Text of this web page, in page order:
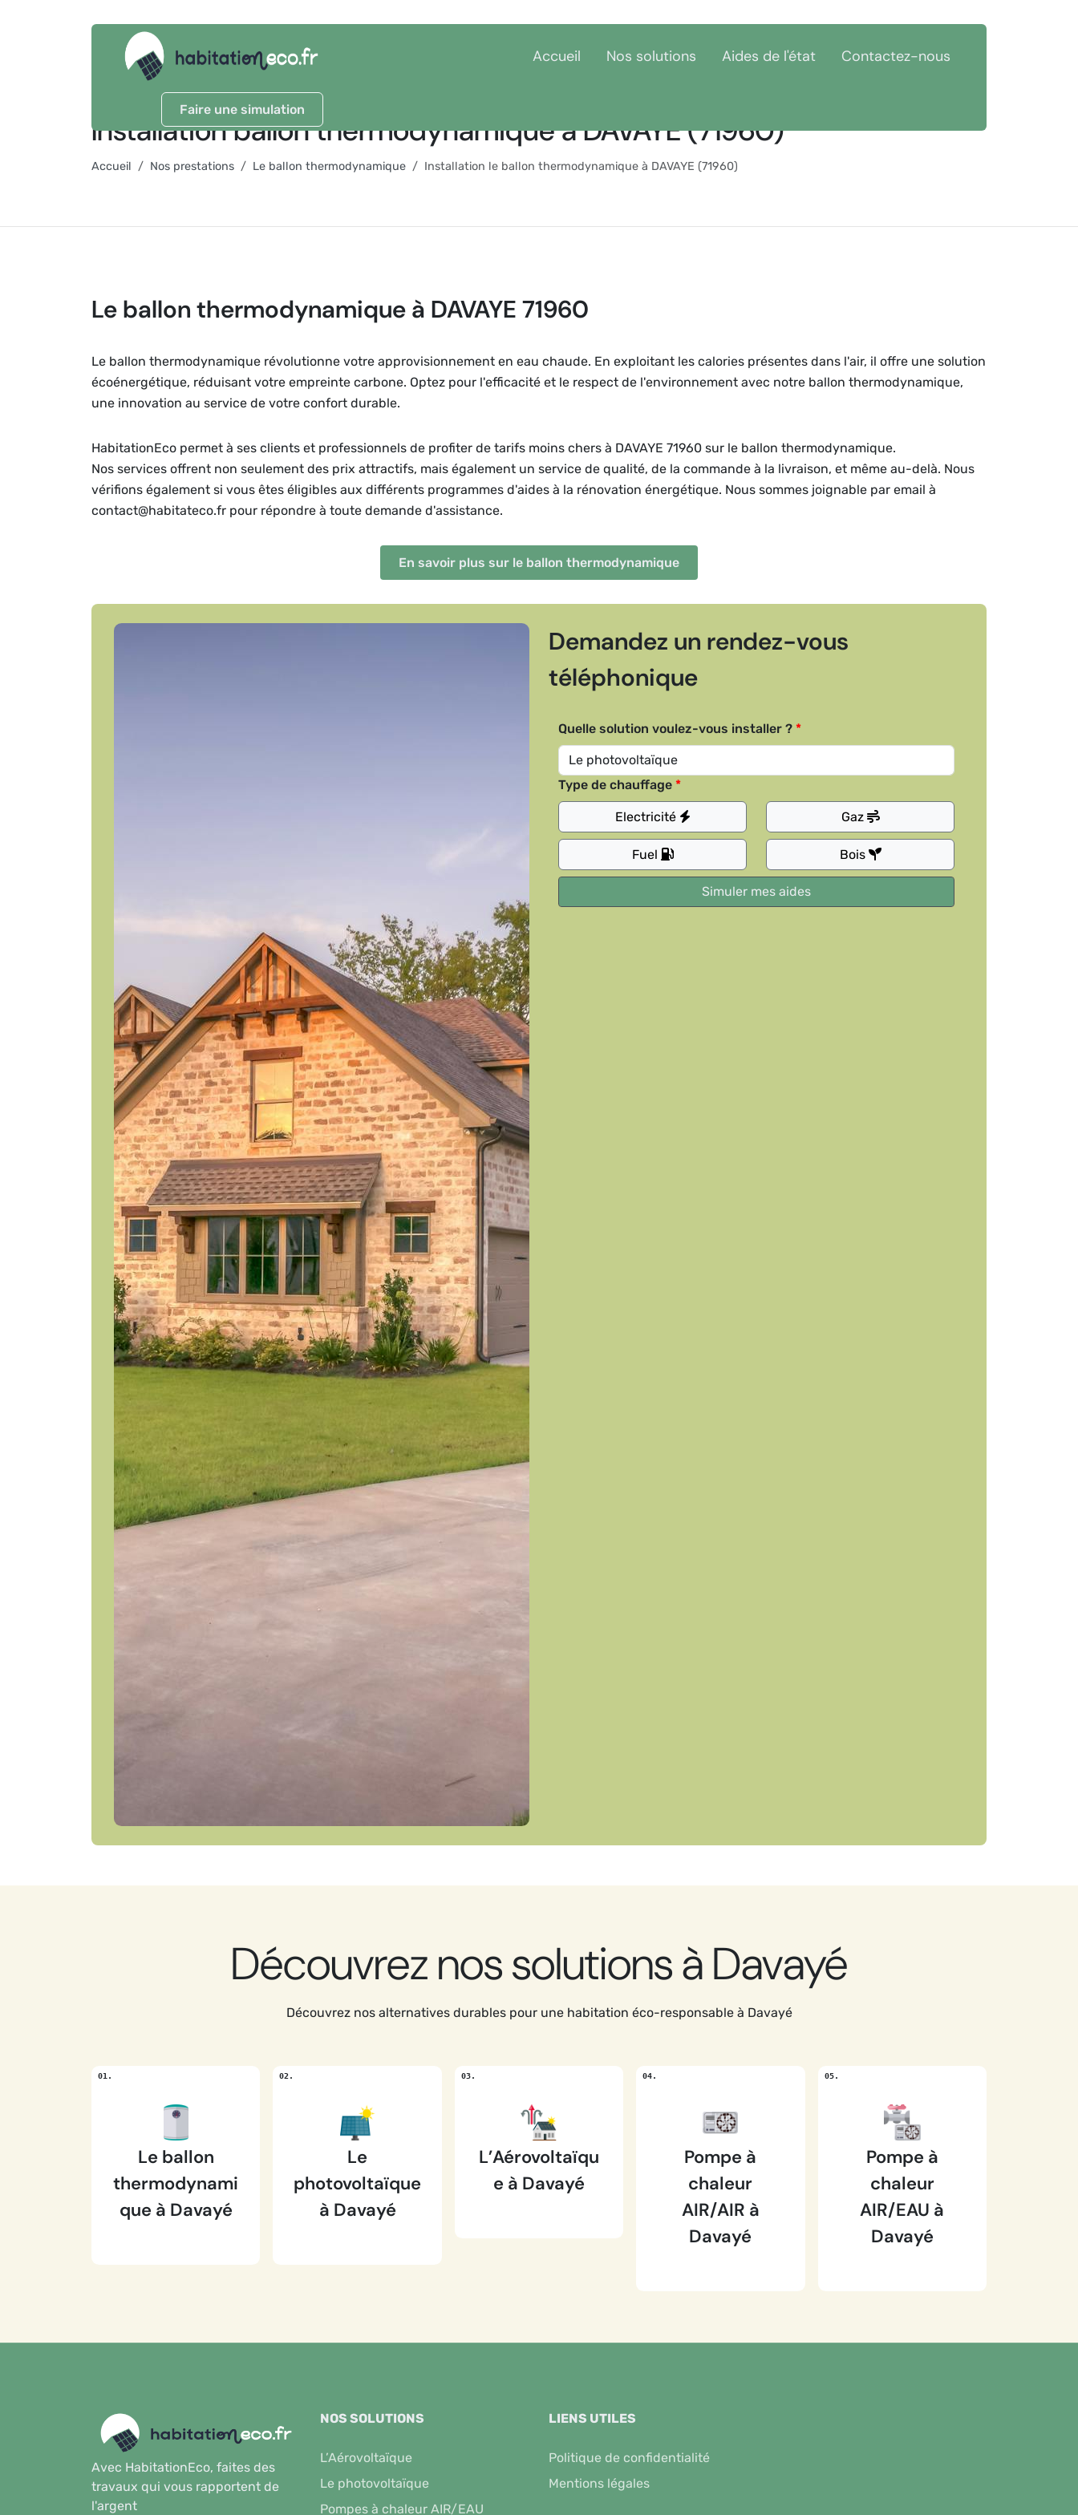
Faire une simulation
Accueil Nos solutions Aides de l'état Contactez-nous
Installation ballon thermodynamique à DAVAYE (71960)
Accueil Nos prestations Le ballon thermodynamique Installation le ballon thermodynamique à DAVAYE (71960)
Le ballon thermodynamique à DAVAYE 71960
Le ballon thermodynamique révolutionne votre approvisionnement en eau chaude. En exploitant les calories présentes dans l'air, il offre une solution
écoénergétique, réduisant votre empreinte carbone. Optez pour l'efficacité et le respect de l'environnement avec notre ballon thermodynamique,
une innovation au service de votre confort durable.
HabitationEco permet à ses clients et professionnels de profiter de tarifs moins chers à DAVAYE 71960 sur le ballon thermodynamique.
Nos services offrent non seulement des prix attractifs, mais également un service de qualité, de la commande à la livraison, et même au-delà. Nous
vérifions également si vous êtes éligibles aux différents programmes d'aides à la rénovation énergétique. Nous sommes joignable par email à
contact@habitateco.fr pour répondre à toute demande d'assistance.
En savoir plus sur le ballon thermodynamique
Demandez un rendez-vous
téléphonique
Quelle solution voulez-vous installer ?
Type de chauffage
Electricité Gaz
Fuel Bois
Découvrez nos solutions à Davayé
Découvrez nos alternatives durables pour une habitation éco-responsable à Davayé
Le ballon
thermodynami
que à Davayé
Le
photovoltaïque
à Davayé
L’Aérovoltaïqu
e à Davayé
Pompe à
chaleur
AIR/AIR à
Davayé
Pompe à
chaleur
AIR/EAU à
Davayé
Avec HabitationEco, faites des
travaux qui vous rapportent de
l'argent
NOS SOLUTIONS
L’Aérovoltaïque
Le photovoltaïque
Pompes à chaleur AIR/EAU
LIENS UTILES
Politique de confidentialité
Mentions légales